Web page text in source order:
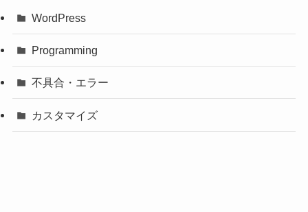
WordPress
Programming
不具合・エラー
カスタマイズ